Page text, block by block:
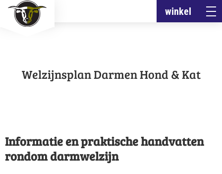
winkel
Welzijnsplan Darmen Hond & Kat
Informatie en praktische handvatten
rondom darmwelzijn